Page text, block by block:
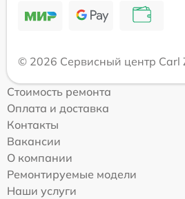
© 2026 Сервисный центр Carl
Стоимость ремонта
Оплата и доставка
Контакты
Вакансии
О компании
Ремонтируемые модели
Наши услуги